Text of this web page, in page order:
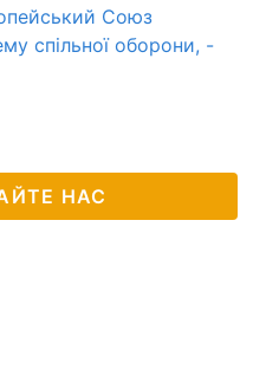
Союз
спільної оборони, -
НАС